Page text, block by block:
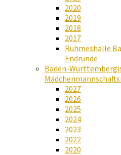
2020
2019
2018
2017
Ruhmeshalle
Endrunde
Baden-
2027
2026
2025
2024
2023
2022
2020